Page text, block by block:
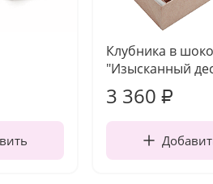
Клубника в
"Изысканный
3 360 ₽